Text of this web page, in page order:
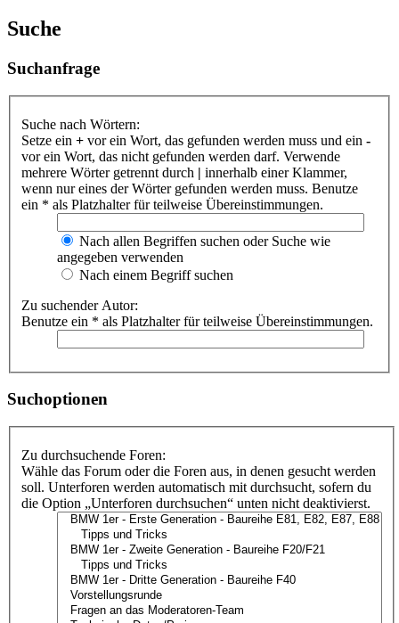
Suche
Suchanfrage
Suche nach Wörtern:
Setze ein + vor ein Wort, das gefunden werden muss und ein -
vor ein Wort, das nicht gefunden werden darf. Verwende
mehrere Wörter getrennt durch | innerhalb einer Klammer,
wenn nur eines der Wörter gefunden werden muss. Benutze
ein * als Platzhalter für teilweise Übereinstimmungen.
Nach allen Begriffen suchen oder Suche wie
angegeben verwenden
Nach einem Begriff suchen
Zu suchender Autor:
Benutze ein * als Platzhalter für teilweise Übereinstimmungen.
Suchoptionen
Zu durchsuchende Foren:
Wähle das Forum oder die Foren aus, in denen gesucht werden
soll. Unterforen werden automatisch mit durchsucht, sofern du
die Option „Unterforen durchsuchen“ unten nicht deaktivierst.